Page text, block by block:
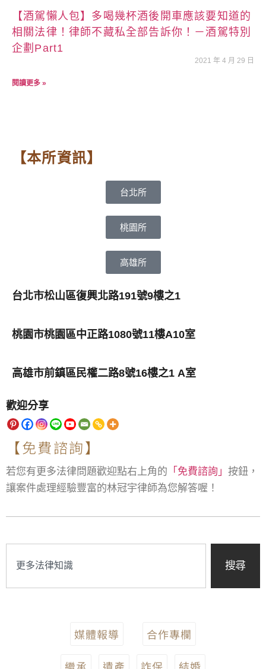
【酒駕懶人包】多喝幾杯酒後開車應該要知道的
相關法律！律師不藏私全部告訴你！－酒駕特別
企劃Part1
2021 年 4 月 29 日
閱讀更多 »
【本所資訊】
台北所
桃園所
高雄所
台北市松山區復興北路191號9樓之1
桃園市桃園區中正路1080號11樓A10室
高雄市前鎮區民權二路8號16樓之1 A室
歡迎分享
【免費諮詢】
若您有更多法律問題歡迎點右上角的 「免費諮詢」 按鈕，
讓案件處理經驗豐富的林冠宇律師為您解答喔！
搜尋
媒體報導 合作專欄
繼承 遺產 詐保 結婚